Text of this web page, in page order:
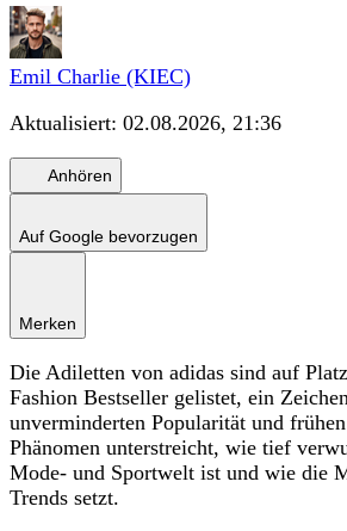
Emil Charlie (KIEC)
Aktualisiert: 02.08.2026, 21:36
Anhören
Auf Google bevorzugen
Merken
Die Adiletten von adidas sind auf
Fashion Bestseller gelistet, ein
unverminderten Popularität und
Phänomen unterstreicht, wie tief
Mode- und Sportwelt ist und wie die
Trends setzt.